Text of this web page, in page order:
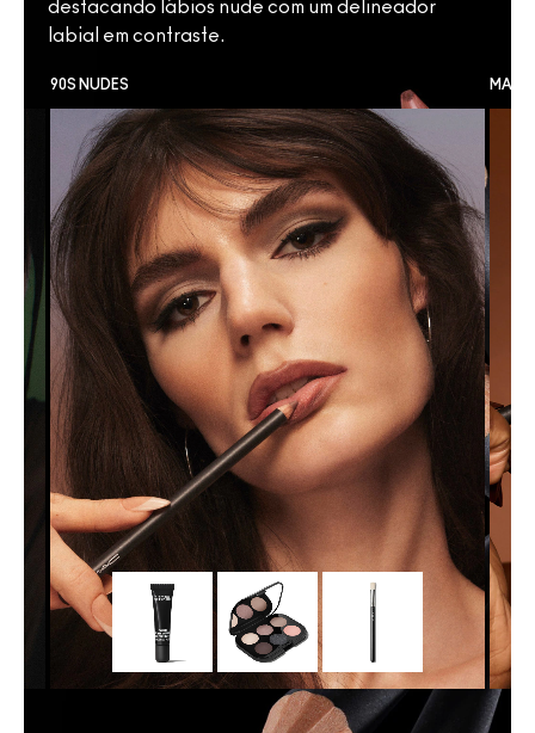
destacando lábios nude com um delineador
labial em contraste.
90S NUDES